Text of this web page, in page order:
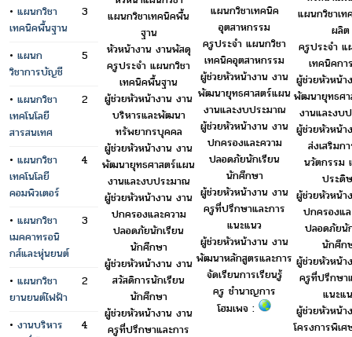
• แผนกวิชา
เทคนิคพื้นฐาน
3
• แผนก
วิชาการบัญชี
5
• แผนกวิชา
เทคโนโลยี
สารสนเทศ
2
• แผนกวิชา
เทคโนโลยี
คอมพิวเตอร์
4
• แผนกวิชา
เมคคาทรอนิ
กส์และหุ่นยนต์
3
• แผนกวิชา
ยานยนต์ไฟฟ้า
2
• งานบริหาร
4
แผนกวิชาเทคนิคพื้น
ฐาน
หัวหน้างาน งานพัสดุ
ครูประจำ แผนกวิชา
เทคนิคพื้นฐาน
ผู้ช่วยหัวหน้างาน งาน
บริหารและพัฒนา
ทรัพยากรบุคคล
ผู้ช่วยหัวหน้างาน งาน
พัฒนายุทธศาสตร์แผน
งานและงบประมาณ
ผู้ช่วยหัวหน้างาน งาน
ปกครองและความ
ปลอดภัยนักเรียน
นักศึกษา
ผู้ช่วยหัวหน้างาน งาน
สวัสดิการนักเรียน
นักศึกษา
ผู้ช่วยหัวหน้างาน งาน
ครูที่ปรึกษาและการ
แผนกวิชาเทคนิค
อุตสาหกรรม
ครูประจำ แผนกวิชา
เทคนิคอุตสาหกรรม
ผู้ช่วยหัวหน้างาน งาน
พัฒนายุทธศาสตร์แผน
งานและงบประมาณ
ผู้ช่วยหัวหน้างาน งาน
ปกครองและความ
ปลอดภัยนักเรียน
นักศึกษา
ผู้ช่วยหัวหน้างาน งาน
ครูที่ปรึกษาและการ
แนะแนว
ผู้ช่วยหัวหน้างาน งาน
พัฒนาหลักสูตรและการ
จัดเรียนการเรียนรู้
ครู ชำนาญการ
โฮมเพจ :
แผนกวิชาเ
ผลิต
ครูประจำ แ
เทคนิคกา
ผู้ช่วยหัวหน้า
พัฒนายุทธศ
งานและงบ
ผู้ช่วยหัวหน้า
ส่งเสริมก
นวัตกรรม
ประดิ
ผู้ช่วยหัวหน้า
ปกครองแ
ปลอดภัยนั
นักศึก
ผู้ช่วยหัวหน้า
ครูที่ปรึกษา
แนะแ
ผู้ช่วยหัวหน้า
โครงการพิเศ